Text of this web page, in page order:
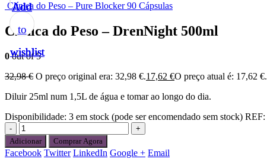
Clínica do Peso – Pure Blocker 90 Cápsulas
Clínica do Peso – DrenNight 500ml
0out of 5
32,98€ O preço original era: 32,98 €.17,62 €O preço atual é: 17,62 €.
Diluir 25ml num 1,5L de água e tomar ao longo do dia.
Disponibilidade: 3 em stock (pode ser encomendado sem stock) REF:
-
+
Adicionar
Comprar Agora
Facebook Twitter LinkedIn Google + Email
Add
to
wishlist
Add
to
wishlist
Add
to
wishlist
Add
to
wishlist
Add
to
wishlist